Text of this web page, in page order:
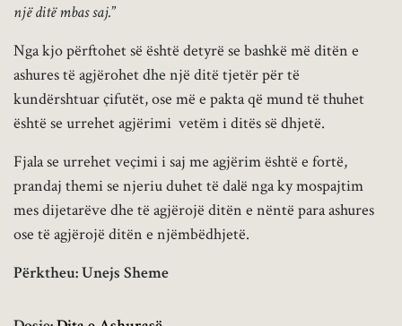
një ditë mbas saj.”
Nga kjo përftohet së është detyrë se bashkë më ditën e
ashures të agjërohet dhe një ditë tjetër për të
kundërshtuar çifutët, ose më e pakta që mund të thuhet
është se urrehet agjërimi vetëm i ditës së dhjetë.
Fjala se urrehet veçimi i saj me agjërim është e fortë,
prandaj themi se njeriu duhet të dalë nga ky mospajtim
mes dijetarëve dhe të agjërojë ditën e nëntë para ashures
ose të agjërojë ditën e njëmbëdhjetë.
Përktheu: Unejs Sheme